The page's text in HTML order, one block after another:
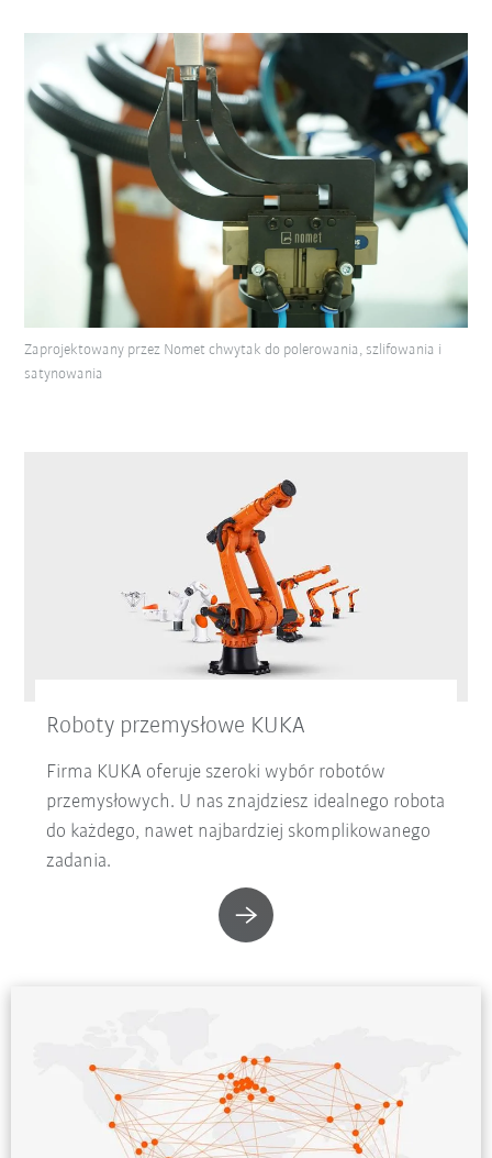
Zaprojektowany przez Nomet chwytak do polerowania, szlifowania i
satynowania
Roboty przemysłowe KUKA
Firma KUKA oferuje szeroki wybór robotów
przemysłowych. U nas znajdziesz idealnego robota
do każdego, nawet najbardziej skomplikowanego
zadania.